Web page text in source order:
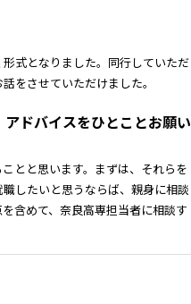
式となりました。同行していただ
をさせていただけました。
ドバイスをひとことお願い
とと思います。まずは、それらを
したいと思うならば、親身に相談
含めて、奈良高専担当者に相談す